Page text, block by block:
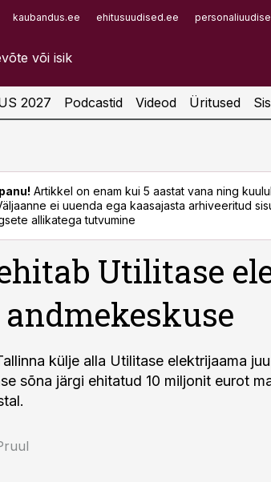
kaubandus.ee ehitusuudised.ee
Infopank
2027 Podcastid Videod Üritused
Artikkel on enam kui 5 aastat vana ning
ei uuenda ega kaasajasta arhiveeritud
allikatega tutvumine
Utilitase
külje alla Utilitase elektrijaama
sõna järgi ehitatud 10 miljonit eurot